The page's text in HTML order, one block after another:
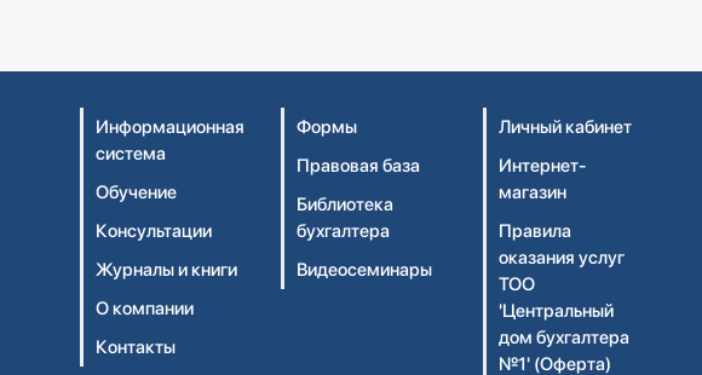
Информационная
система
Обучение
Консультации
Журналы и книги
О компании
Контакты
Формы
Правовая база
Библиотека
бухгалтера
Видеосеминары
Личный кабинет
Интернет-
магазин
Правила
оказания услуг
ТОО
'Центральный
дом бухгалтера
№1' (Оферта)